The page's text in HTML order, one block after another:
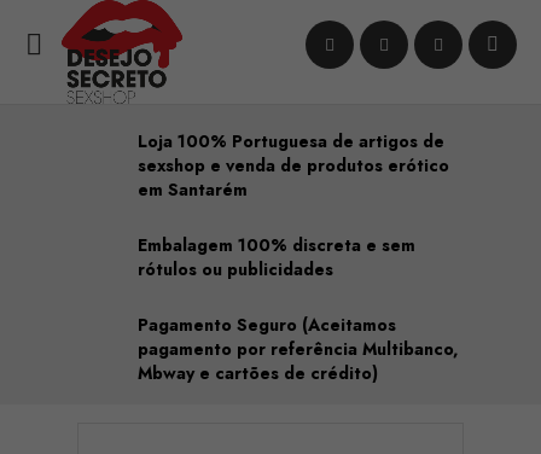

Loja 100% Portuguesa de artigos de
sexshop e venda de produtos erótico
em Santarém
Embalagem 100% discreta e sem
rótulos ou publicidades
Pagamento Seguro (Aceitamos
pagamento por referência Multibanco,
Mbway e cartões de crédito)